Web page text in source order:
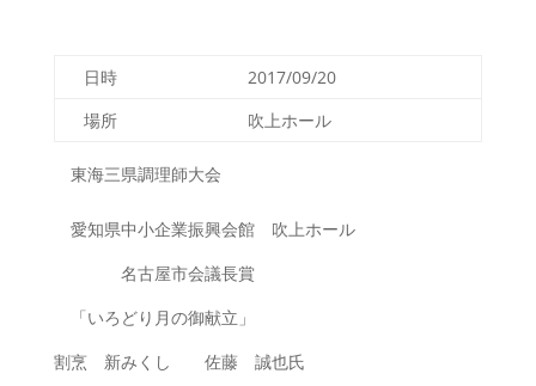
日時
2017/09/20
場所
吹上ホール
東海三県調理師大会
愛知県中小企業振興会館 吹上ホール
名古屋市会議長賞
「いろどり月の御献立」
割烹 新みくし 佐藤 誠也氏